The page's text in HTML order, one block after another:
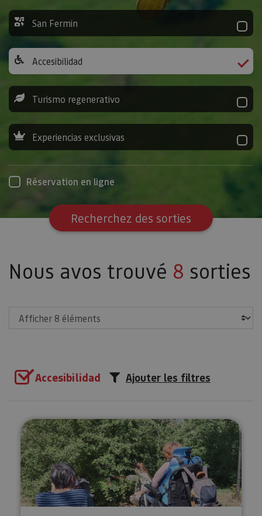
San Fermin
Accesibilidad
Turismo regenerativo
Experiencias exclusivas
Réservation en ligne
Recherchez des sorties
Nous avos trouvé 8 sorties
Accesibilidad Ajouter les filtres
Orientation adaptée à